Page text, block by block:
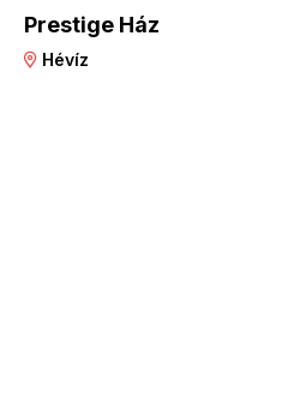
Prestige Ház
Hévíz